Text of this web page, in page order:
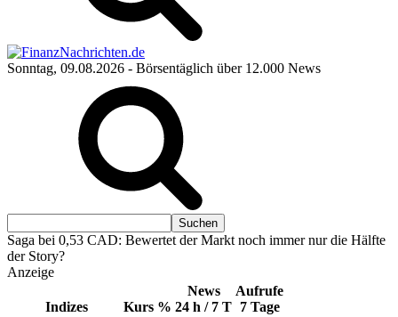
Sonntag, 09.08.2026 - Börsentäglich über 12.000 News
Saga bei 0,53 CAD: Bewertet der Markt noch immer nur die Hälfte
der Story?
Anzeige
Indizes Kurs %
News
24 h / 7 T
Aufrufe
7 Tage